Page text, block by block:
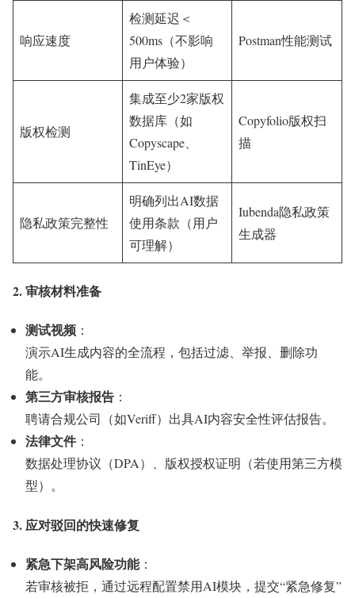
响应速度
检测延迟＜
500ms（不影响
用户体验）
Postman性能测试
版权检测
集成至少2家版权
数据库（如
Copyscape、
TinEye）
Copyfolio版权扫
描
隐私政策完整性
明确列出AI数据
使用条款（用户
可理解）
Iubenda隐私政策
生成器
2. 审核材料准备
测试视频 ：
演示AI生成内容的全流程，包括过滤、举报、删除功
能。
第三方审核报告 ：
聘请合规公司（如Veriff）出具AI内容安全性评估报告。
法律文件：
数据处理协议（DPA）、版权授权证明（若使用第三方模
型）。
3. 应对驳回的快速修复
紧急下架高风险功能：
若审核被拒，通过远程配置禁用AI模块，提交“紧急修复”